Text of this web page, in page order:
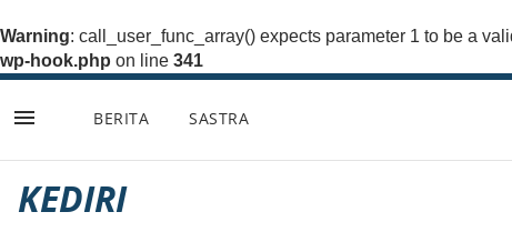
Warning: call_user_func_array() expects parameter 1 to be a
wp-hook.php on line 341
ke
BERITA SASTRA
KEDIRI